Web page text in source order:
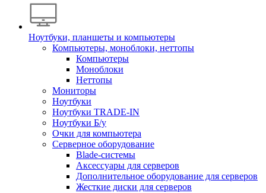
Ноутбуки, планшеты и компьютеры
Компьютеры, моноблоки, неттопы
Компьютеры
Моноблоки
Неттопы
Мониторы
Ноутбуки
Ноутбуки TRADE-IN
Ноутбуки Б/у
Очки для компьютера
Серверное оборудование
Blade-системы
Аксессуары для серверов
Дополнительное оборудование для серверов
Жесткие диски для серверов